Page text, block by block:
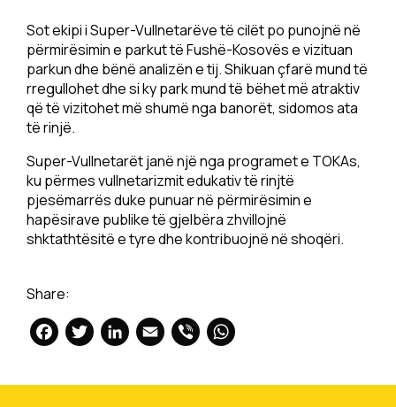
Sot ekipi i Super-Vullnetarëve të cilët po punojnë në
përmirësimin e parkut të Fushë-Kosovës e vizituan
parkun dhe bënë analizën e tij. Shikuan çfarë mund të
rregullohet dhe si ky park mund të bëhet më atraktiv
që të vizitohet më shumë nga banorët, sidomos ata
të rinjë.
Super-Vullnetarët janë një nga programet e TOKAs,
ku përmes vullnetarizmit edukativ të rinjtë
pjesëmarrës duke punuar në përmirësimin e
hapësirave publike të gjelbëra zhvillojnë
shktathtësitë e tyre dhe kontribuojnë në shoqëri.
Share:
Facebook
Twitter
LinkedIn
Email
Viber